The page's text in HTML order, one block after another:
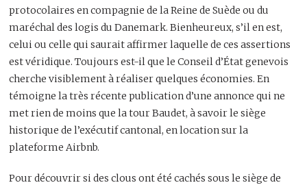
protocolaires en compagnie de la Reine de Suède ou du
maréchal des logis du Danemark. Bienheureux, s’il en est,
celui ou celle qui saurait affirmer laquelle de ces assertions
est véridique. Toujours est-il que le Conseil d’État genevois
cherche visiblement à réaliser quelques économies. En
témoigne la très récente publication d’une annonce qui ne
met rien de moins que la tour Baudet, à savoir le siège
historique de l’exécutif cantonal, en location sur la
plateforme Airbnb.
Pour découvrir si des clous ont été cachés sous le siège de